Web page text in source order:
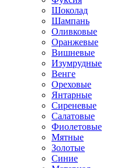
Шоколад
Шампань
Оливковые
Оранжевые
Вишневые
Изумрудные
Венге
Ореховые
Янтарные
Сиреневые
Салатовые
Фиолетовые
Мятные
Золотые
Синие